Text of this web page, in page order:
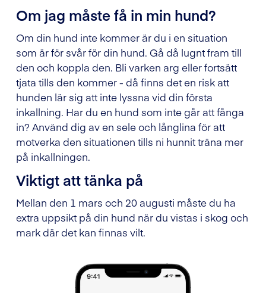
Om jag måste få in min hund?
Om din hund inte kommer är du i en situation
som är för svår för din hund. Gå då lugnt fram till
den och koppla den. Bli varken arg eller fortsätt
tjata tills den kommer - då finns det en risk att
hunden lär sig att inte lyssna vid din första
inkallning. Har du en hund som inte går att fånga
in? Använd dig av en sele och långlina för att
motverka den situationen tills ni hunnit träna mer
på inkallningen.
Viktigt att tänka på
Mellan den 1 mars och 20 augusti måste du ha
extra uppsikt på din hund när du vistas i skog och
mark där det kan finnas vilt.